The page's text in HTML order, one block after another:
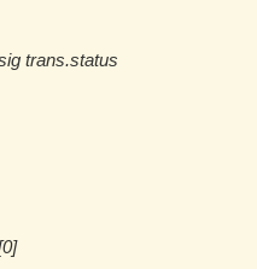
trans.status